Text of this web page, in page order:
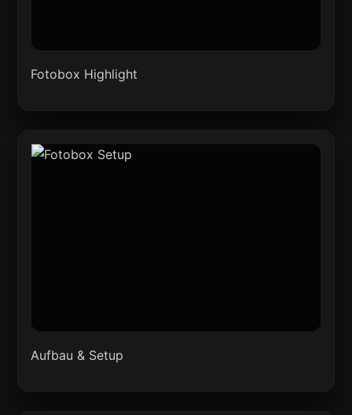
Fotobox Highlight
Aufbau & Setup